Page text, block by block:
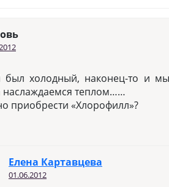
холодный, наконец-то и
наслаждаемся теплом……
приобрести «Хлорофилл»?
Елена Картавцева
01.06.2012